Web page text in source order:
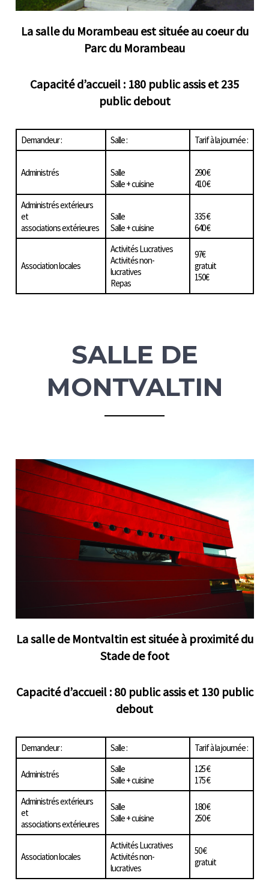
La salle du Morambeau est située au coeur du
Parc du Morambeau
Capacité d’accueil : 180 public assis et 235
public debout
Demandeur : Salle : Tarif à la journée :
Administrés
Salle
Salle + cuisine
290 €
410 €
Administrés extérieurs
et
associations extérieures
Salle
Salle + cuisine
335 €
640 €
Association locales
Activités Lucratives
Activités non-
lucratives
Repas
97€
gratuit
150€
SALLE DE
MONTVALTIN
La salle de Montvaltin est située à proximité du
Stade de foot
Capacité d’accueil : 80 public assis et 130 public
debout
Demandeur : Salle : Tarif à la journée :
Administrés
Salle
Salle + cuisine
125 €
175 €
Administrés extérieurs
et
associations extérieures
Salle
Salle + cuisine
180 €
250 €
Association locales
Activités Lucratives
Activités non-
lucratives
50 €
gratuit